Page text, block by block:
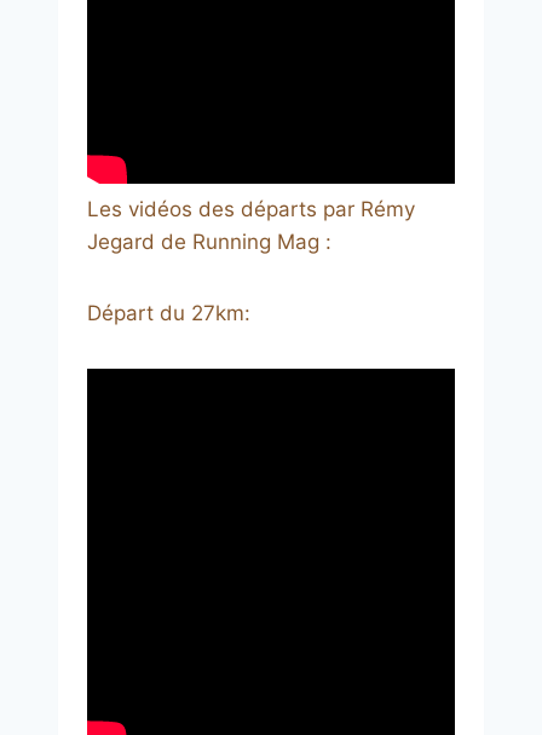
Les vidéos des départs par Rémy
Jegard de Running Mag :
Départ du 27km: